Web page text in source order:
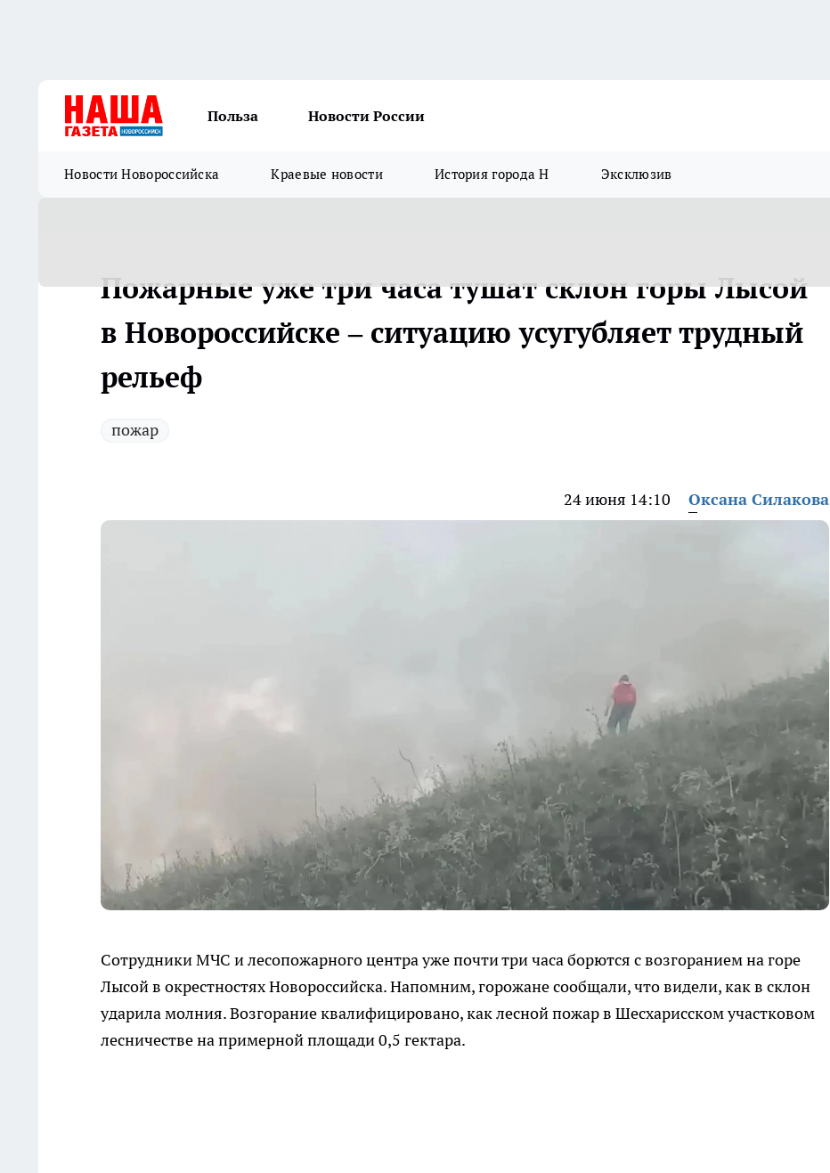
Польза Новости России
Новости Новороссийска Краевые новости История города Н Эксклюзив
Пожарные уже три часа тушат склон горы Лысой
в Новороссийске – ситуацию усугубляет трудный
рельеф
пожар
24 июня 14:10 Оксана Силакова
Сотрудники МЧС и лесопожарного центра уже почти три часа борются с возгоранием на горе
Лысой в окрестностях Новороссийска. Напомним, горожане сообщали, что видели, как в склон
ударила молния. Возгорание квалифицировано, как лесной пожар в Шесхарисском участковом
лесничестве на примерной площади 0,5 гектара.